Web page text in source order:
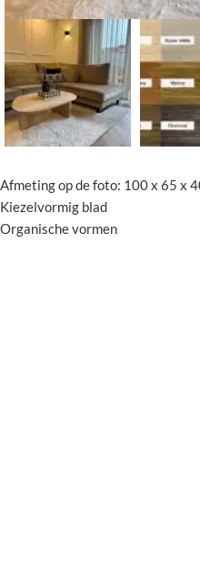
Afmeting op de foto: 100 x 65 x
Kiezelvormig blad
Organische vormen